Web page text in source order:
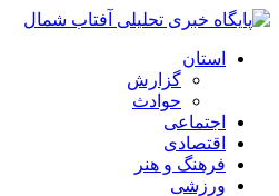
استان
گزارش
حوادث
اجتماعی
اقتصادی
فرهنگ و هنر
ورزشی